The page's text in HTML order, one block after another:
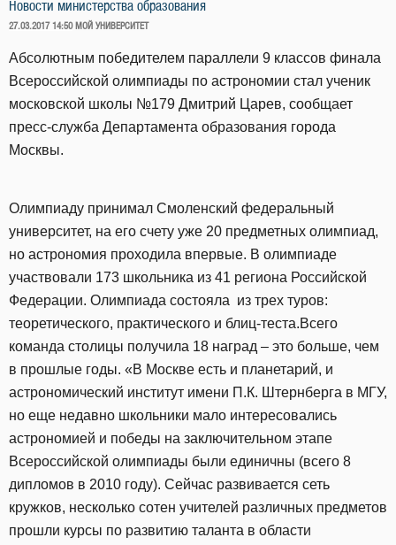
Новости министерства образования
ОПУБЛИКОВАНО
27.03.2017 14:50 МОЙ УНИВЕРСИТЕТ
Абсолютным победителем параллели 9 классов финала
Всероссийской олимпиады по астрономии стал ученик
московской школы №179 Дмитрий Царев, сообщает
пресс-служба Департамента образования города
Москвы.
Олимпиаду принимал Смоленский федеральный
университет, на его счету уже 20 предметных олимпиад,
но астрономия проходила впервые. В олимпиаде
участвовали 173 школьника из 41 региона Российской
Федерации. Олимпиада состояла из трех туров:
теоретического, практического и блиц-теста.Всего
команда столицы получила 18 наград – это больше, чем
в прошлые годы. «В Москве есть и планетарий, и
астрономический институт имени П.К. Штернберга в МГУ,
но еще недавно школьники мало интересовались
астрономией и победы на заключительном этапе
Всероссийской олимпиады были единичны (всего 8
дипломов в 2010 году). Сейчас развивается сеть
кружков, несколько сотен учителей различных предметов
прошли курсы по развитию таланта в области